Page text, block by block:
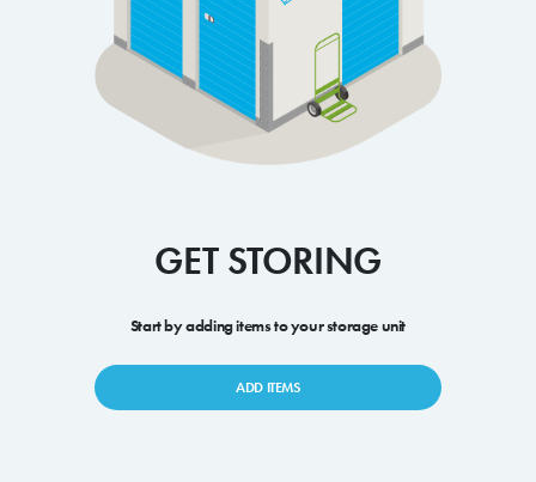
GET STORING
Start by adding items to your storage unit
ADD ITEMS